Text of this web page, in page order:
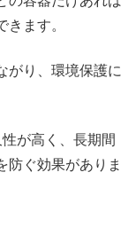
ます。
がり、環境保護に
が高く、長期間
防ぐ効果がありま